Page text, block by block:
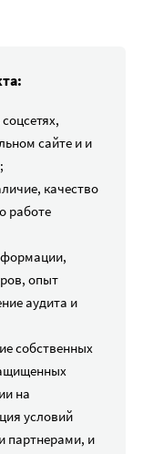
сайте и и
качество
работе
опыт
аудита и
собственных
на
условий
партнерами, и